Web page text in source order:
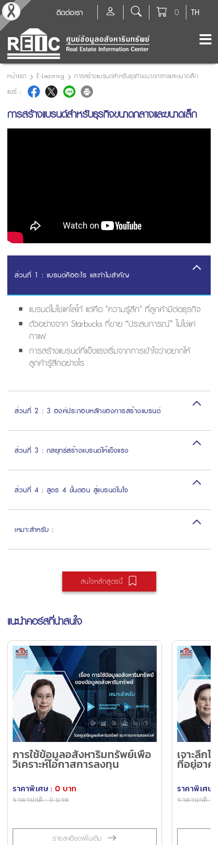
TH
0
ติดต่อเรา
หน้าแรก E-Learning การสร้างแบรนด์สำหรับธุรกิจขนาดกลางและขนาดเล็ก
แชร์ :
การสร้างแบรนด์สำหรับธุรกิจขนาดกลางและขนาดเล็ก
ส่วนที่ 1 : แบรนด์คืออะไร และทำไมสำคัญ
แบรนด์ไม่ใช่แค่โลโก้ แต่คือ "ความรู้สึก" ที่ลูกค้ามีต่อธุรกิจ
ตัวอย่างจาก Starbucks ที่ขาย “ประสบการณ์” ไม่ใช่แค่
กาแฟ
การสร้างแบรนด์ที่แข็งแรงเริ่มจากการเข้าใจว่าอยากให้
ลูกค้ารู้สึกอย่างไร
ส่วนที่ 2 : 3 องค์ประกอบหลักของการสร้างแบรนด์
ส่วนที่ 3 : กลยุทธ์สร้างแบรนด์ให้แข็งแรง
ส่วนที่ 4 : สูตร 4 ขั้นตอน สู่แบรนด์ในใจ
เหมาะสำหรับ :
สนใจหลักสูตรนี้
แนะนำคอร์สที่น่าสนใจ
การใช้ข้อมูลอสังหาริมทรัพย์เพื่อ
วิเคราะห์โอกาสการลงทุน
ราคาพิเศษ : 0 บาท
ราคาปกติ : 0 บาท
รายละเอียดเพิ่มเติม
เจาะลึก
ที่อยู่อาศั
สนาม ข
ราคาพิเศษ :
ราคาปกติ :